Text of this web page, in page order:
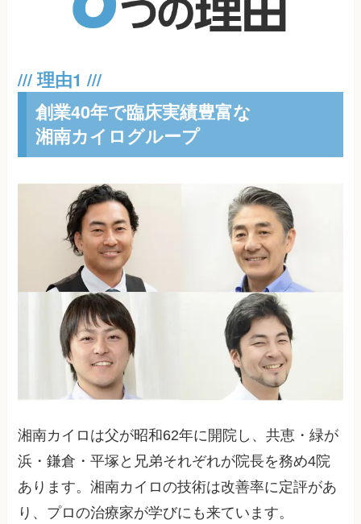
創業40年で臨床実績豊富な
湘南カイログループ
湘南カイロは父が昭和62年に開院し、共恵・緑が
浜・鎌倉・平塚と兄弟それぞれが院長を務め4院
あります。湘南カイロの技術は改善率に定評があ
り、プロの治療家が学びにも来ています。